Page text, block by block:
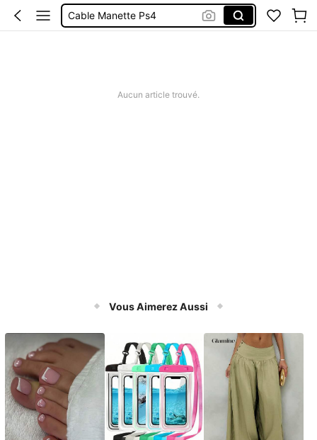
Cable Manette Ps4
Aucun article trouvé.
Vous Aimerez Aussi